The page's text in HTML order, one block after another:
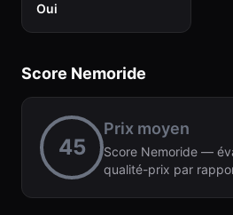
Oui
Score Nemoride
45
Prix moyen
Score Nemoride —
qualité-prix par